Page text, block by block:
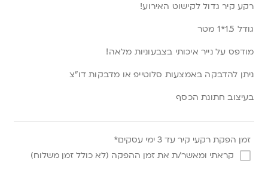
רקע קיר גדול לקישוט האירוע!
גודל 1.5*1 מטר
מודפס על נייר איכותי בצבעוניות מלאה!
ניתן להדבקה באמצעות סלוטייפ או מדבקות דו”צ
בעיצוב חתונת הכסף
זמן הפקת רקעי קיר עד 3 ימי עסקים*
קראתי ומאשר/ת את זמן ההפקה (לא כולל זמן משלוח)